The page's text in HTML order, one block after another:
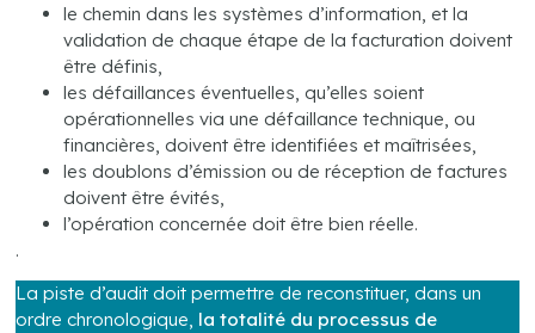
le chemin dans les systèmes d’information, et la
validation de chaque étape de la facturation doivent
être définis,
les défaillances éventuelles, qu’elles soient
opérationnelles via une défaillance technique, ou
financières, doivent être identifiées et maîtrisées,
les doublons d’émission ou de réception de factures
doivent être évités,
l’opération concernée doit être bien réelle.
.
La piste d’audit doit permettre de reconstituer, dans un
ordre chronologique, la totalité du processus de